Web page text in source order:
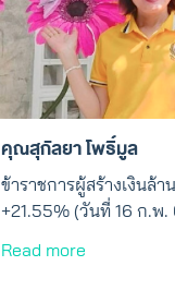
คุณสุกัลยา โพธิ์มูล
ข้าราชการผู้สร้างเงินล้
+21.55% (วันที่ 16 ก.พ
Read more